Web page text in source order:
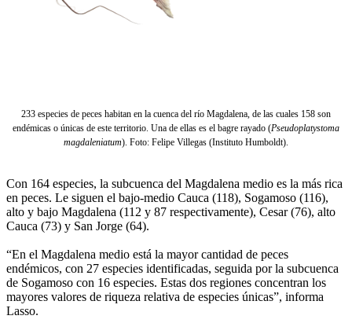
233 especies de peces habitan en la cuenca del río Magdalena, de las cuales 158 son
endémicas o únicas de este territorio. Una de ellas es el bagre rayado (Pseudoplatystoma
magdaleniatum). Foto: Felipe Villegas (Instituto Humboldt).
Con 164 especies, la subcuenca del Magdalena medio es la más rica
en peces. Le siguen el bajo-medio Cauca (118), Sogamoso (116),
alto y bajo Magdalena (112 y 87 respectivamente), Cesar (76), alto
Cauca (73) y San Jorge (64).
“En el Magdalena medio está la mayor cantidad de peces
endémicos, con 27 especies identificadas, seguida por la subcuenca
de Sogamoso con 16 especies. Estas dos regiones concentran los
mayores valores de riqueza relativa de especies únicas”, informa
Lasso.